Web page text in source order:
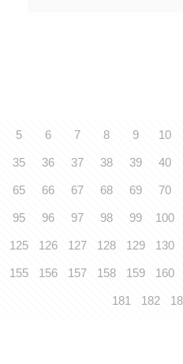
5 6 7 8 9 10
35 36 37 38 39 40
65 66 67 68 69 70
95 96 97 98 99 100
125 126 127 128 129 130
155 156 157 158 159 160
181 182